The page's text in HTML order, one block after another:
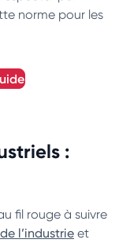
norme pour les
:
fil rouge à suivre
l’industrie et